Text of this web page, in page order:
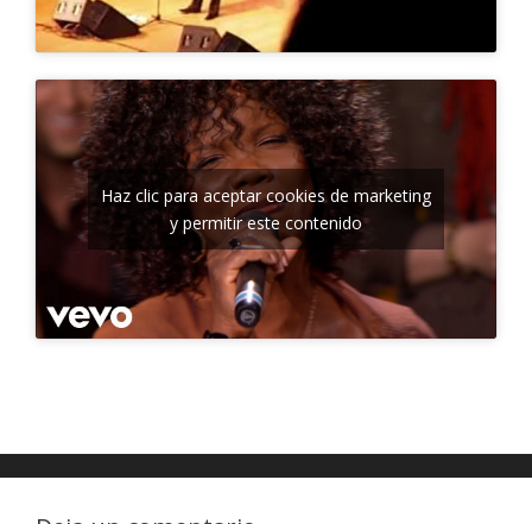
Haz clic para aceptar cookies de marketing
y permitir este contenido